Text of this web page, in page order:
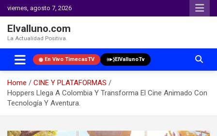
viernes, agosto 7, 2026
Elvalluno.com
La Actualidad Positiva.
En Vivo TimecasTV ElVallunoTv
Home
CINE Y PLATAFORMAS
Hoppers Llega A Colombia Y Transforma El Cine Animado Con
Tecnología Y Aventura.